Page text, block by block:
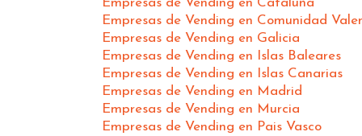
Empresas de Vending en Comunidad
Empresas de Vending en Galicia
Empresas de Vending en Islas Baleares
Empresas de Vending en Islas Canarias
Empresas de Vending en Madrid
Empresas de Vending en Murcia
Empresas de Vending en Pais Vasco